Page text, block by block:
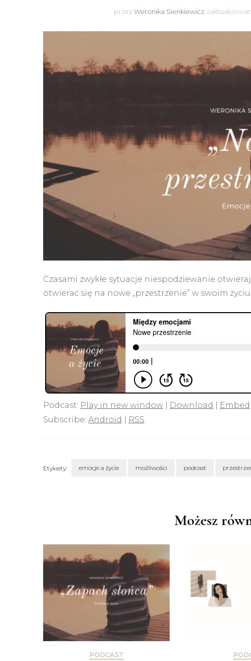
przezWeronika Sienkiewicz
Czasami zwykłe sytuacje niespodziewanie
otwierać się na nowe „przestrzenie” w swoim życiu.
Podcast: Play in new window Download
Embed
Subscribe: Android RSS
Etykiety: emocje a życie możliwości podcast
Możesz
PODCAST